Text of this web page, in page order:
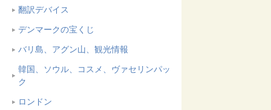
翻訳デバイス
デンマークの宝くじ
バリ島、アグン山、観光情報
韓国、ソウル、コスメ、ヴァセリンパッ
ク
ロンドン